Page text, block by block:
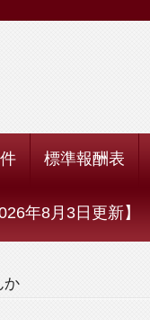
標準報酬表
年8月3日更新】
か